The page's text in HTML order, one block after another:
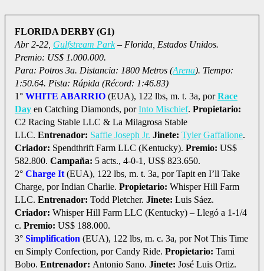
FLORIDA DERBY (G1)
Abr 2-22, Gulfstream Park– Florida, Estados Unidos.
Premio: US$ 1.000.000.
Para: Potros 3a. Distancia: 1800 Metros (Arena). Tiempo:
1:50.64. Pista: Rápida (Récord: 1:46.83)
1° WHITE ABARRIO (EUA), 122 lbs, m. t. 3a, porRace
Day en Catching Diamonds, porInto Mischief. Propietario:
C2 Racing Stable LLC & La Milagrosa Stable
LLC. Entrenador: Saffie Joseph Jr. Jinete: Tyler Gaffalione.
Criador: Spendthrift Farm LLC (Kentucky). Premio: US$
582.800. Campaña: 5 acts., 4-0-1, US$ 823.650.
2° Charge It (EUA), 122 lbs, m. t. 3a, por Tapit en I’ll Take
Charge, por Indian Charlie. Propietario: Whisper Hill Farm
LLC. Entrenador: Todd Pletcher. Jinete: Luis Sáez.
Criador: Whisper Hill Farm LLC (Kentucky) – Llegó a 1-1/4
c. Premio: US$ 188.000.
3° Simplification (EUA), 122 lbs, m. c. 3a, por Not This Time
en Simply Confection, por Candy Ride. Propietario: Tami
Bobo. Entrenador: Antonio Sano. Jinete: José Luis Ortiz.